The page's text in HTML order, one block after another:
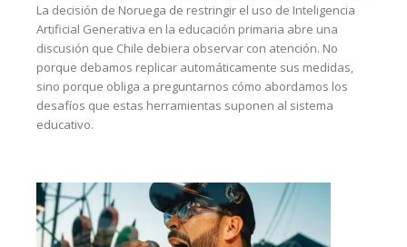
La decisión de Noruega de restringir el uso de Inteligencia
Artificial Generativa en la educación primaria abre una
discusión que Chile debiera observar con atención. No
porque debamos replicar automáticamente sus medidas,
sino porque obliga a preguntarnos cómo abordamos los
desafíos que estas herramientas suponen al sistema
educativo.